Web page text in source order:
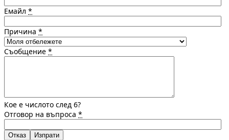
Емайл *
Причина *
Съобщение *
Кое е числото след 6?
Отговор на въпроса *
Отказ